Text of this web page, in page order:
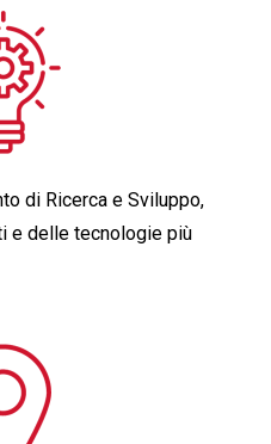
di Ricerca e Sviluppo,
e delle tecnologie più